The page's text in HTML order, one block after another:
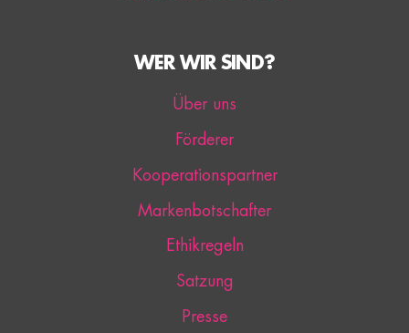
WER WIR SIND?
Über uns
Förderer
Kooperationspartner
Markenbotschafter
Ethikregeln
Satzung
Presse